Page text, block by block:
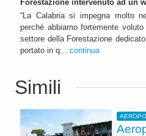
Forestazione intervenuto ad un
“La Calabria si impegna molto
perché abbiamo fortemente
settore della Forestazione
portato in q... continua
Simili